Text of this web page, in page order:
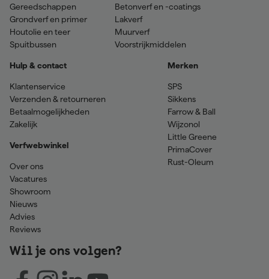
Gereedschappen
Grondverf en primer
Houtolie en teer
Spuitbussen
Betonverf en -coatings
Lakverf
Muurverf
Voorstrijkmiddelen
Hulp & contact
Klantenservice
Verzenden & retourneren
Betaalmogelijkheden
Zakelijk
Verfwebwinkel
Over ons
Vacatures
Showroom
Nieuws
Advies
Reviews
Merken
SPS
Sikkens
Farrow & Ball
Wijzonol
Little Greene
PrimaCover
Rust-Oleum
Wil je ons volgen?